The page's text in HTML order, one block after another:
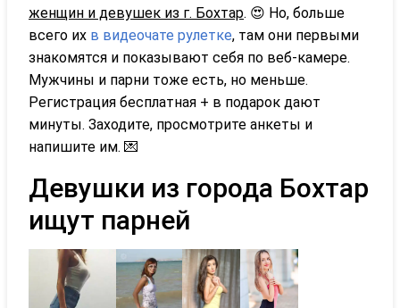
женщин и девушек из г. Бохтар. 😍 Но, больше
всего их в видеочате рулетке, там они первыми
знакомятся и показывают себя по веб-камере.
Мужчины и парни тоже есть, но меньше.
Регистрация бесплатная + в подарок дают
минуты. Заходите, просмотрите анкеты и
напишите им. 💌
Девушки из города Бохтар
ищут парней